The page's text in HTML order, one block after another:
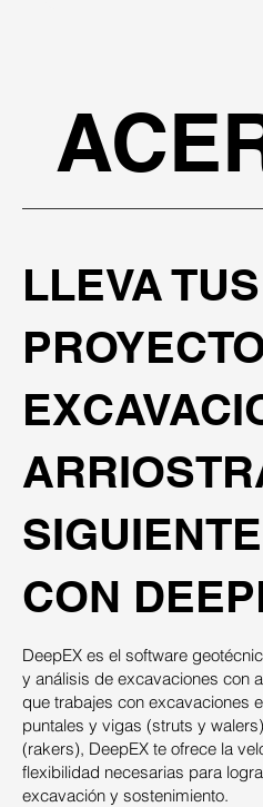
LLEVA TUS
CON
DeepEX es el software
y análisis de excavaciones con
que trabajes con excavaciones
puntales y vigas (struts y
(rakers), DeepEX te ofrece la
flexibilidad necesarias para
excavación y sostenimiento.